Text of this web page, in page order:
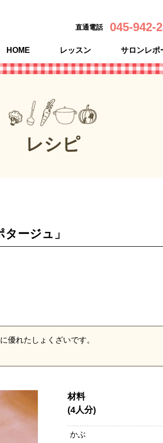
直通電話 045-942-
HOME レッスン サロンレポ
レシピ
ージュ」
優れたしょくざいです。
材料
(4人分)
かぶ